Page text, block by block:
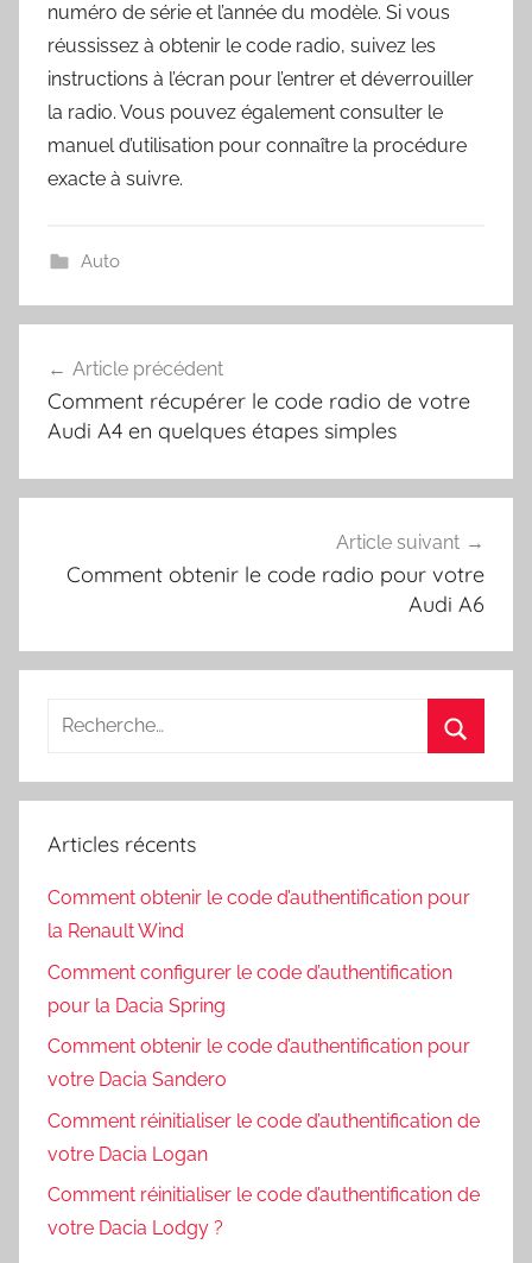
numéro de série et l’année du modèle. Si vous
réussissez à obtenir le code radio, suivez les
instructions à l’écran pour l’entrer et déverrouiller
la radio. Vous pouvez également consulter le
manuel d’utilisation pour connaître la procédure
exacte à suivre.
Auto
de
l’article
Article précédent
Comment récupérer le code radio de votre
Audi A4 en quelques étapes simples
Article suivant
Comment obtenir le code radio pour votre
Audi A6
Recherche
:
Articles récents
Comment obtenir le code d’authentification pour
la Renault Wind
Comment configurer le code d’authentification
pour la Dacia Spring
Comment obtenir le code d’authentification pour
votre Dacia Sandero
Comment réinitialiser le code d’authentification de
votre Dacia Logan
Comment réinitialiser le code d’authentification de
votre Dacia Lodgy ?